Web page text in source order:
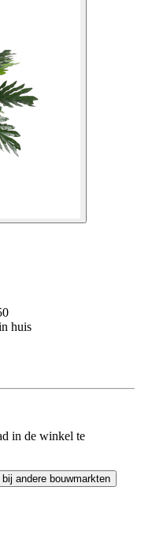
huis
in de winkel te
andere bouwmarkten